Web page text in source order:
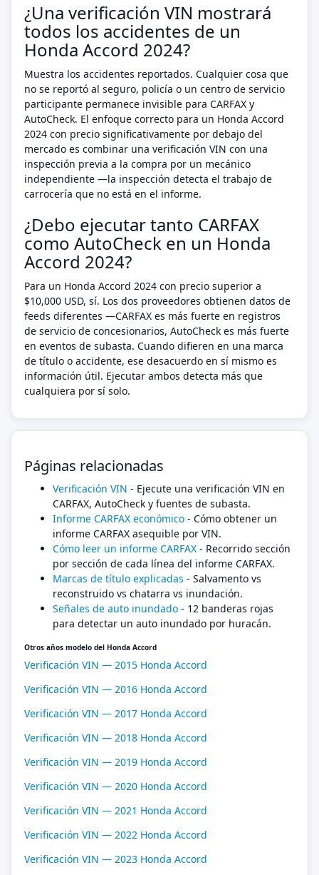
¿Una verificación VIN mostrará
todos los accidentes de un
Honda Accord 2024?
Muestra los accidentes reportados. Cualquier cosa que
no se reportó al seguro, policía o un centro de servicio
participante permanece invisible para CARFAX y
AutoCheck. El enfoque correcto para un Honda Accord
2024 con precio significativamente por debajo del
mercado es combinar una verificación VIN con una
inspección previa a la compra por un mecánico
independiente —la inspección detecta el trabajo de
carrocería que no está en el informe.
¿Debo ejecutar tanto CARFAX
como AutoCheck en un Honda
Accord 2024?
Para un Honda Accord 2024 con precio superior a
$10,000 USD, sí. Los dos proveedores obtienen datos de
feeds diferentes —CARFAX es más fuerte en registros
de servicio de concesionarios, AutoCheck es más fuerte
en eventos de subasta. Cuando difieren en una marca
de título o accidente, ese desacuerdo en sí mismo es
información útil. Ejecutar ambos detecta más que
cualquiera por sí solo.
Páginas relacionadas
Verificación VIN - Ejecute una verificación VIN en
CARFAX, AutoCheck y fuentes de subasta.
Informe CARFAX económico - Cómo obtener un
informe CARFAX asequible por VIN.
Cómo leer un informe CARFAX - Recorrido sección
por sección de cada línea del informe CARFAX.
Marcas de título explicadas - Salvamento vs
reconstruido vs chatarra vs inundación.
Señales de auto inundado - 12 banderas rojas
para detectar un auto inundado por huracán.
Otros años modelo del Honda Accord
Verificación VIN — 2015 Honda Accord
Verificación VIN — 2016 Honda Accord
Verificación VIN — 2017 Honda Accord
Verificación VIN — 2018 Honda Accord
Verificación VIN — 2019 Honda Accord
Verificación VIN — 2020 Honda Accord
Verificación VIN — 2021 Honda Accord
Verificación VIN — 2022 Honda Accord
Verificación VIN — 2023 Honda Accord